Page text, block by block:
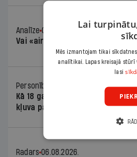
Analīze 06.08.2026.
Vai «airBaltic» izvairīsies no
Personība
Kā 18 gadīgais Martins
kļuva par laika ziņu seju?
Radars 06.08.2026.
Lai
Mēs izmantojam tikai
analītikai. Lapas kreisajā stūrī
lasi